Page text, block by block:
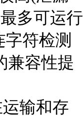
多可运行
字符检测
兼容性提
输和存